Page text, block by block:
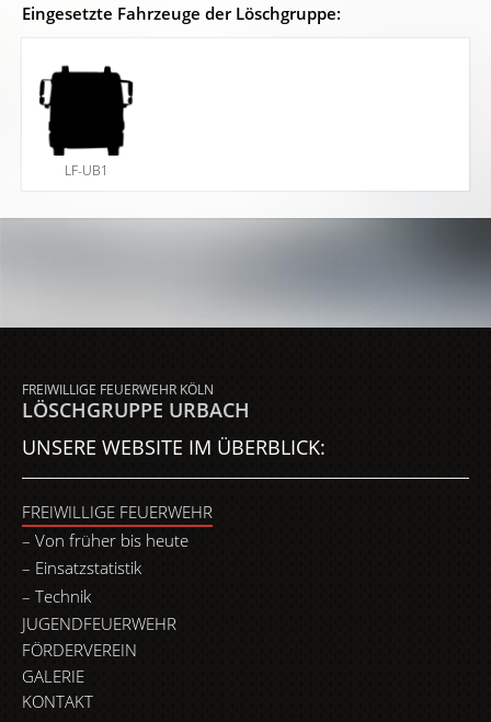
Eingesetzte Fahrzeuge der Löschgruppe:
LF-UB1
FREIWILLIGE FEUERWEHR KÖLN
LÖSCHGRUPPE URBACH
UNSERE WEBSITE IM ÜBERBLICK:
FREIWILLIGE FEUERWEHR
Von früher bis heute
Einsatzstatistik
Technik
JUGENDFEUERWEHR
FÖRDERVEREIN
GALERIE
KONTAKT